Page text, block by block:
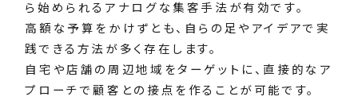
ら始められるアナログな集客手法が有効です。
高額な予算をかけずとも、自らの足やアイデアで実
践できる方法が多く存在します。
自宅や店舗の周辺地域をターゲットに、直接的なア
プローチで顧客との接点を作ることが可能です。